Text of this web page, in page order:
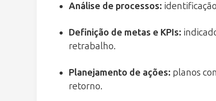
Análise de processos:
Definição de metas e KPIs:
retrabalho.
Planejamento de ações: planos
retorno.